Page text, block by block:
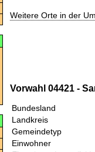
Weitere Orte in der
Vorwahl 04421 -
Bundesland
Landkreis
Gemeindetyp
Einwohner